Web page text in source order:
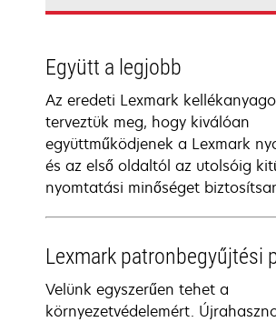
Együtt a legjobb
Az eredeti Lexmark
terveztük meg, hogy kiválóan
együttműködjenek a Lexmark
és az első oldaltól az utolsóig
nyomtatási minőséget
Lexmark patronbegyűjtési
Velünk egyszerűen tehet a
környezetvédelemért.